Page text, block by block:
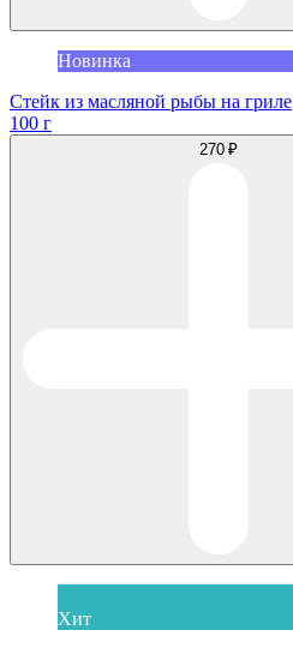
Новинка
Стейк из масляной рыбы на гриле
100 г
270 ₽
Хит